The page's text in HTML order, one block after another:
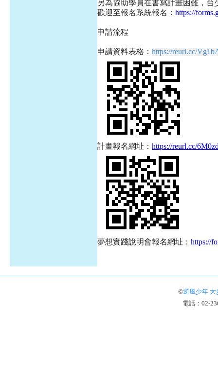
另為協助學員在書寫計畫困難，
歡迎至報名系統報名： https://
申請流程
申請資料表格： https://reurl.cc/
計畫報名網址： https://reurl.cc/
夢想實踐說明會報名網址： https://
©逆風少年 大
電話：02-